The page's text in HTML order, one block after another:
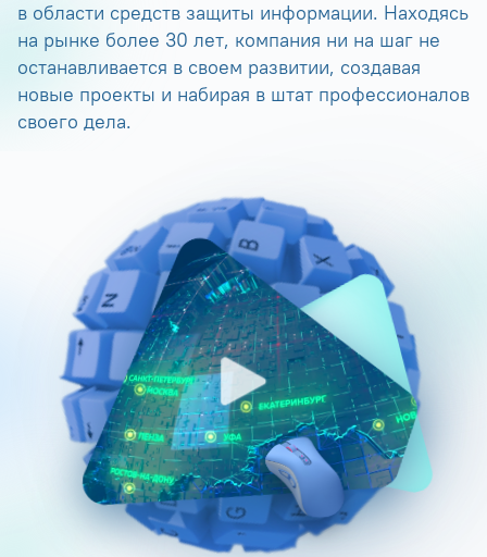
в области средств защиты информации. Находясь
на рынке более 30 лет, компания ни на шаг не
останавливается в своем развитии, создавая
новые проекты и набирая в штат профессионалов
своего дела.